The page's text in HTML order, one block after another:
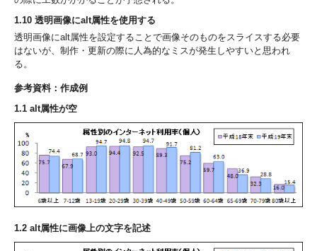
1.10 透明画像にalt属性を使用する
透明画像にalt属性を設定することで画像そのものをスライスする必要
はないが、制作・更新の際に人為的なミスが発生しやすいと思われ
る。
参考資料：作成例
1.1 alt属性が空
1.2 alt属性に画像上の文字を記述